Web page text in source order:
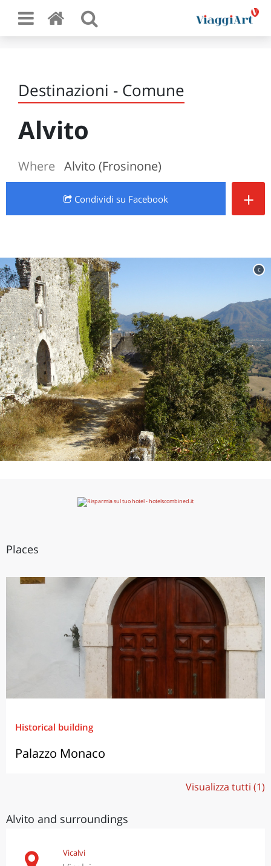
Destinazioni - Comune
Alvito
Where Alvito (Frosinone)
Condividi su Facebook +
c
Places
Historical building
Palazzo Monaco
Visualizza tutti (1)
Alvito and surroundings
Vicalvi